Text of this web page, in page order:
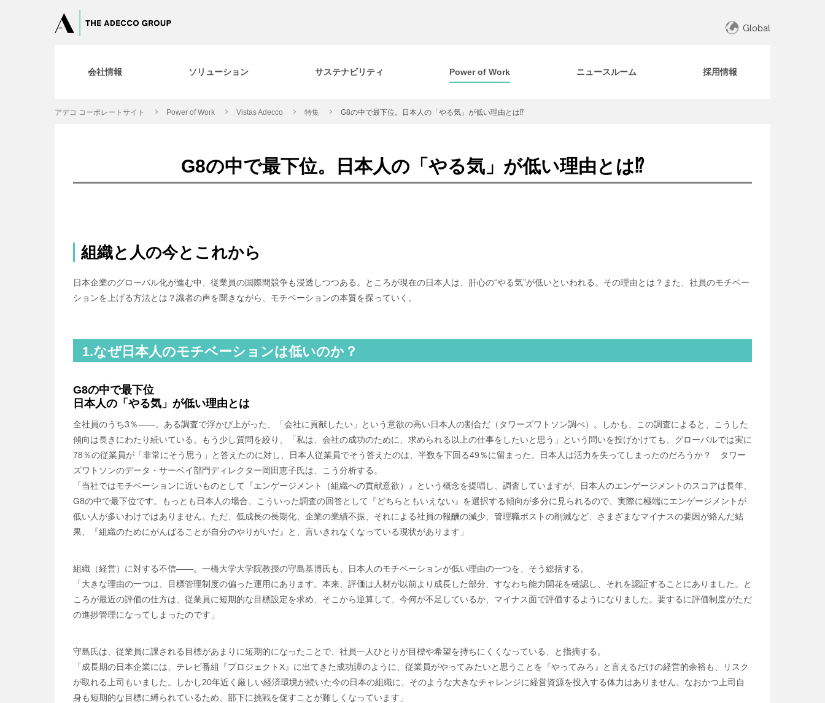
Global
会社情報 ソリューション サステナビリティ Power of Work ニュースルーム 採用情報
アデコ コーポレートサイト Power of Work Vistas Adecco 特集 G8の中で最下位。日本人の「やる気」が低い理由とは⁉
G8の中で最下位。日本人の「やる気」が低い理由とは⁉
組織と人の今とこれから
日本企業のグローバル化が進む中、従業員の国際間競争も浸透しつつある。ところが現在の日本人は、肝心の“やる気”が低いといわれる。その理由とは？また、社員のモチベー
ションを上げる方法とは？識者の声を聞きながら、モチベーションの本質を探っていく。
1.なぜ日本人のモチベーションは低いのか？
G8の中で最下位
日本人の「やる気」が低い理由とは
全社員のうち3％――。ある調査で浮かび上がった、「会社に貢献したい」という意欲の高い日本人の割合だ（タワーズワトソン調べ）。しかも、この調査によると、こうした
傾向は長きにわたり続いている。もう少し質問を絞り、「私は、会社の成功のために、求められる以上の仕事をしたいと思う」という問いを投げかけても、グローバルでは実に
78％の従業員が「非常にそう思う」と答えたのに対し、日本人従業員でそう答えたのは、半数を下回る49％に留まった。日本人は活力を失ってしまったのだろうか？ タワー
ズワトソンのデータ・サーベイ部門ディレクター岡田恵子氏は、こう分析する。
「当社ではモチベーションに近いものとして『エンゲージメント（組織への貢献意欲）』という概念を提唱し、調査していますが、日本人のエンゲージメントのスコアは長年、
G8の中で最下位です。もっとも日本人の場合、こういった調査の回答として『どちらともいえない』を選択する傾向が多分に見られるので、実際に極端にエンゲージメントが
低い人が多いわけではありません。ただ、低成長の長期化、企業の業績不振、それによる社員の報酬の減少、管理職ポストの削減など、さまざまなマイナスの要因が絡んだ結
果、『組織のためにがんばることが自分のやりがいだ』と、言いきれなくなっている現状があります」
組織（経営）に対する不信――。一橋大学大学院教授の守島基博氏も、日本人のモチベーションが低い理由の一つを、そう総括する。
「大きな理由の一つは、目標管理制度の偏った運用にあります。本来、評価は人材が以前より成長した部分、すなわち能力開花を確認し、それを認証することにありました。と
ころが最近の評価の仕方は、従業員に短期的な目標設定を求め、そこから逆算して、今何が不足しているか、マイナス面で評価するようになりました。要するに評価制度がただ
の進捗管理になってしまったのです」
守島氏は、従業員に課される目標があまりに短期的になったことで、社員一人ひとりが目標や希望を持ちにくくなっている、と指摘する。
「成長期の日本企業には、テレビ番組『プロジェクトX』に出てきた成功譚のように、従業員がやってみたいと思うことを『やってみろ』と言えるだけの経営的余裕も、リスク
が取れる上司もいました。しかし20年近く厳しい経済環境が続いた今の日本の組織に、そのような大きなチャレンジに経営資源を投入する体力はありません。なおかつ上司自
身も短期的な目標に縛られているため、部下に挑戦を促すことが難しくなっています」